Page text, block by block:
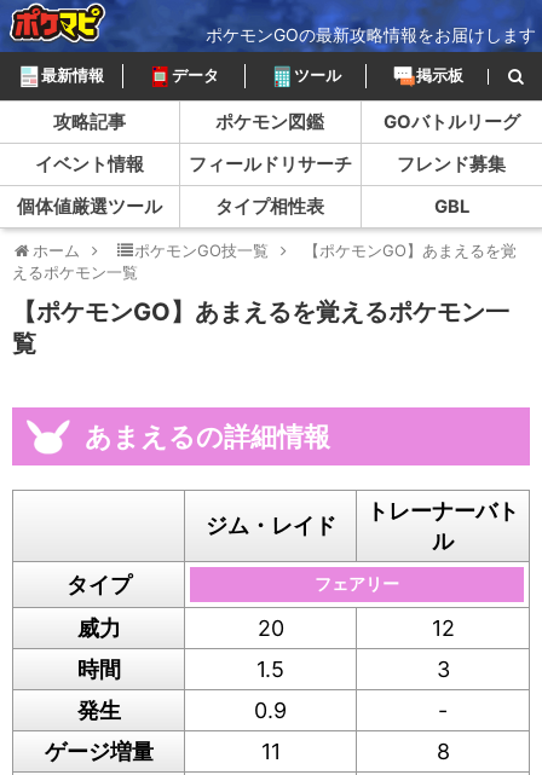
ポケモンGOの最新攻略情報をお届けします
最新情報 データ ツール 掲示板
攻略記事 ポケモン図鑑
GOバトルリーグ
イベント情報
フィールドリサーチ
フレンド募集
個体値厳選ツール
タイプ相性表 GBL
ホーム ポケモンGO技一覧
【ポケモンGO】あまえるを覚
えるポケモン一覧
【ポケモンGO】あまえるを覚えるポケモン一
覧
あまえるの詳細情報
ジム・レイド
トレーナーバト
ル
タイプ
フェアリー
威力 20
12
時間
1.5
3
発生
0.9
-
ゲージ増量
11
8